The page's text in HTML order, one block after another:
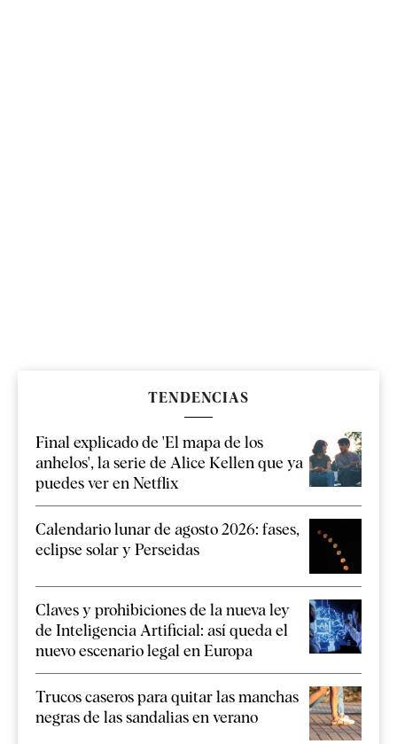
TENDENCIAS
Final explicado de 'El mapa de los
anhelos', la serie de Alice Kellen que ya
puedes ver en Netflix
Calendario lunar de agosto 2026: fases,
eclipse solar y Perseidas
Claves y prohibiciones de la nueva ley
de Inteligencia Artificial: así queda el
nuevo escenario legal en Europa
Trucos caseros para quitar las manchas
negras de las sandalias en verano